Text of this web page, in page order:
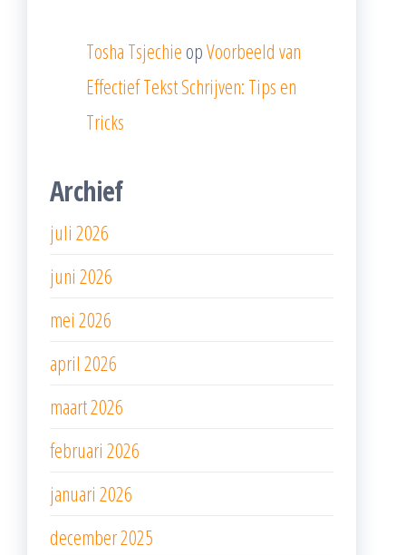
Tosha Tsjechie opVoorbeeld van
Effectief Tekst Schrijven: Tips en
Tricks
Archief
juli 2026
juni 2026
mei 2026
april 2026
maart 2026
februari 2026
januari 2026
december 2025